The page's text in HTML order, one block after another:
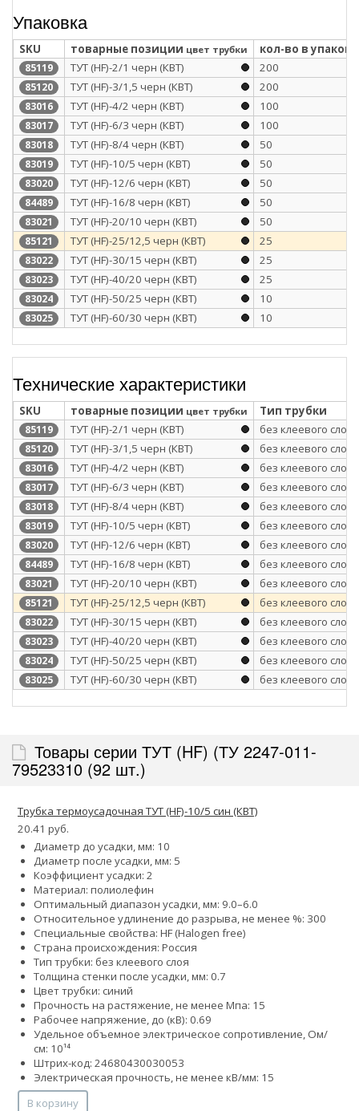
Упаковка
SKU товарные позиции цвет трубки кол-во в
85119 ТУТ (HF)-2/1 черн (КВТ) 200
85120 ТУТ (HF)-3/1,5 черн (КВТ) 200
83016 ТУТ (HF)-4/2 черн (КВТ) 100
83017 ТУТ (HF)-6/3 черн (КВТ) 100
83018 ТУТ (HF)-8/4 черн (КВТ) 50
83019 ТУТ (HF)-10/5 черн (КВТ) 50
83020 ТУТ (HF)-12/6 черн (КВТ) 50
84489 ТУТ (HF)-16/8 черн (КВТ) 50
83021 ТУТ (HF)-20/10 черн (КВТ) 50
85121 ТУТ (HF)-25/12,5 черн (КВТ) 25
83022 ТУТ (HF)-30/15 черн (КВТ) 25
83023 ТУТ (HF)-40/20 черн (КВТ) 25
83024 ТУТ (HF)-50/25 черн (КВТ) 10
83025 ТУТ (HF)-60/30 черн (КВТ) 10
Технические характеристики
SKU товарные позиции цвет трубки Тип трубки
85119 ТУТ (HF)-2/1 черн (КВТ) без клеевого слоя
85120 ТУТ (HF)-3/1,5 черн (КВТ) без клеевого слоя
83016 ТУТ (HF)-4/2 черн (КВТ) без клеевого слоя
83017 ТУТ (HF)-6/3 черн (КВТ) без клеевого слоя
83018 ТУТ (HF)-8/4 черн (КВТ) без клеевого слоя
83019 ТУТ (HF)-10/5 черн (КВТ) без клеевого слоя
83020 ТУТ (HF)-12/6 черн (КВТ) без клеевого слоя
84489 ТУТ (HF)-16/8 черн (КВТ) без клеевого слоя
83021 ТУТ (HF)-20/10 черн (КВТ) без клеевого слоя
85121 ТУТ (HF)-25/12,5 черн (КВТ) без клеевого слоя
83022 ТУТ (HF)-30/15 черн (КВТ) без клеевого слоя
83023 ТУТ (HF)-40/20 черн (КВТ) без клеевого слоя
83024 ТУТ (HF)-50/25 черн (КВТ) без клеевого слоя
83025 ТУТ (HF)-60/30 черн (КВТ) без клеевого слоя
Товары серии ТУТ (HF) (ТУ 2247-011-
79523310 (92 шт.)
Трубка термоусадочная ТУТ (HF)-10/5 син (КВТ)
20.41 руб.
Диаметр до усадки, мм: 10
Диаметр после усадки, мм: 5
Коэффициент усадки: 2
Материал: полиолефин
Оптимальный диапазон усадки, мм: 9.0–6.0
Относительное удлинение до разрыва, не менее %: 300
Специальные свойства: HF (Halogen free)
Страна происхождения: Россия
Тип трубки: без клеевого слоя
Толщина стенки после усадки, мм: 0.7
Цвет трубки: синий
Прочность на растяжение, не менее Мпа: 15
Рабочее напряжение, до (кВ): 0.69
Удельное объемное электрическое сопротивление, Ом/
см: 10¹⁴
Штрих-код: 24680430030053
Электрическая прочность, не менее кВ/мм: 15
В корзину